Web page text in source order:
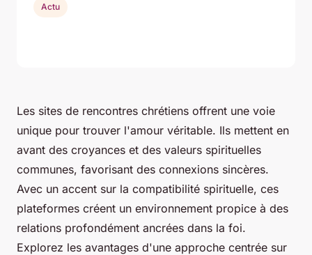
Les sites de rencontres chrétiens offrent une voie
unique pour trouver l'amour véritable. Ils mettent en
avant des croyances et des valeurs spirituelles
communes, favorisant des connexions sincères.
Avec un accent sur la compatibilité spirituelle, ces
plateformes créent un environnement propice à des
relations profondément ancrées dans la foi.
Explorez les avantages d'une approche centrée sur
Actu